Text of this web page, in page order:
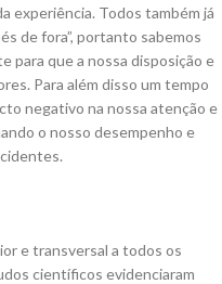
experiência. Todos também já
de fora”, portanto sabemos
para que a nossa disposição e
Para além disso um tempo
negativo na nossa atenção e
o nosso desempenho e
e transversal a todos os
científicos evidenciaram